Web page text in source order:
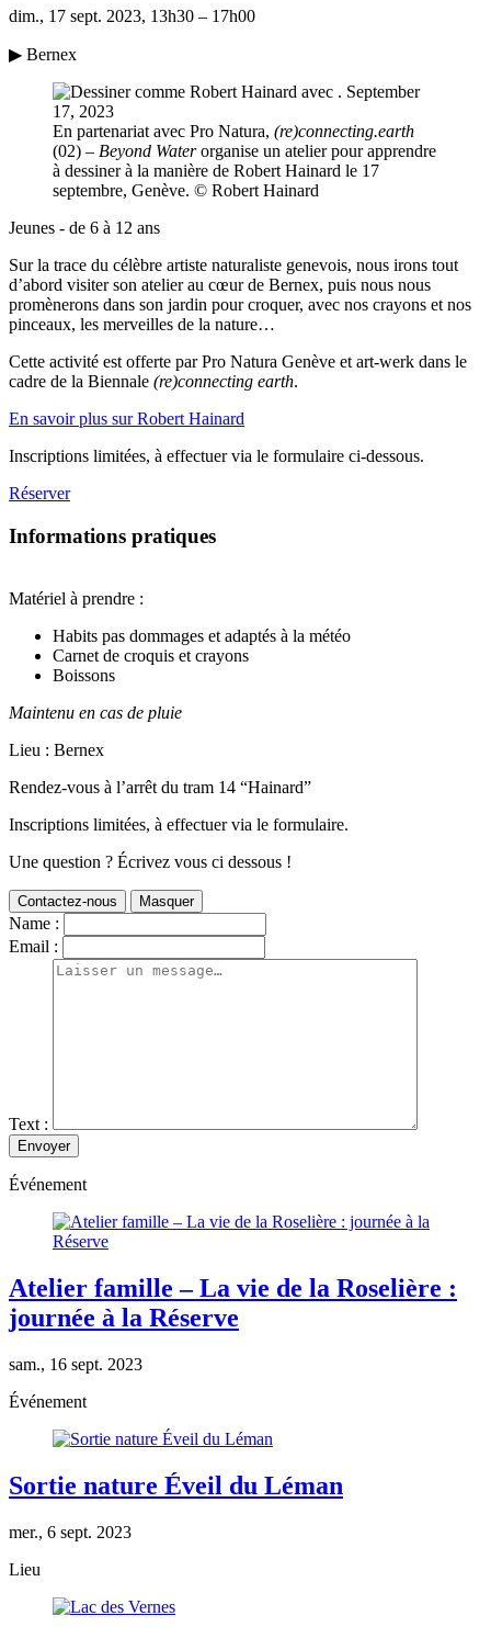
dim., 17 sept. 2023, 13h30 – 17h00
▶ Bernex
En partenariat avec Pro Natura, (re)connecting.earth
(02) – Beyond Waterorganise un atelier pour apprendre
à dessiner à la manière de Robert Hainard le 17
septembre, Genève. © Robert Hainard
Jeunes - de 6 à 12 ans
Sur la trace du célèbre artiste naturaliste genevois, nous irons tout
d’abord visiter son atelier au cœur de Bernex, puis nous nous
promènerons dans son jardin pour croquer, avec nos crayons et nos
pinceaux, les merveilles de la nature…
Cette activité est offerte par Pro Natura Genève et art-werk dans le
cadre de la Biennale (re)connecting earth.
En savoir plus sur Robert Hainard
Inscriptions limitées, à effectuer via le formulaire ci-dessous.
Réserver
Informations pratiques
Matériel à prendre :
Habits pas dommages et adaptés à la météo
Carnet de croquis et crayons
Boissons
Maintenu en cas de pluie
Lieu : Bernex
Rendez-vous à l’arrêt du tram 14 “Hainard”
Inscriptions limitées, à effectuer via le formulaire.
Une question ? Écrivez vous ci dessous !
Contactez-nous Masquer
Name :
Email :
Text :
Événement
Atelier famille – La vie de la Roselière :
journée à la Réserve
sam., 16 sept. 2023
Événement
Sortie nature Éveil du Léman
mer., 6 sept. 2023
Lieu